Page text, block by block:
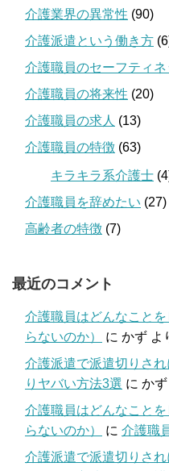
介護業界の異常性 (90)
介護派遣という働き方
介護職員のセーフティネ
介護職員の将来性 (20)
介護職員の求人 (13)
介護職員の特徴 (63)
キラキラ系介護士
介護職員を辞めたい (27)
高齢者の特徴 (7)
最近のコメント
介護職員はどんなこと
らないのか）
に かず よ
介護派遣で派遣切りさ
りヤバい方法3選 に かず
介護職員はどんなこと
らないのか）
に 介護職
介護派遣で派遣切りさ